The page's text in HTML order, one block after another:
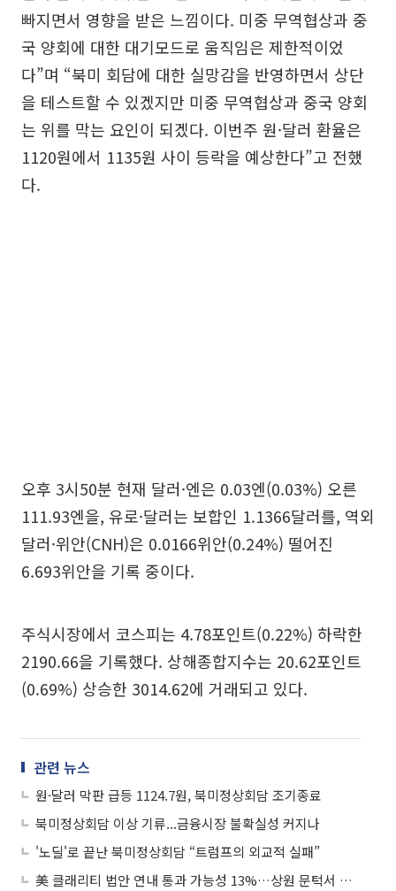
빠지면서 영향을 받은 느낌이다. 미중 무역협상과 중
국 양회에 대한 대기모드로 움직임은 제한적이었
다”며 “북미 회담에 대한 실망감을 반영하면서 상단
을 테스트할 수 있겠지만 미중 무역협상과 중국 양회
는 위를 막는 요인이 되겠다. 이번주 원·달러 환율은
1120원에서 1135원 사이 등락을 예상한다”고 전했
다.
오후 3시50분 현재 달러·엔은 0.03엔(0.03%) 오른
111.93엔을, 유로·달러는 보합인 1.1366달러를, 역외
달러·위안(CNH)은 0.0166위안(0.24%) 떨어진
6.693위안을 기록 중이다.
주식시장에서 코스피는 4.78포인트(0.22%) 하락한
2190.66을 기록했다. 상해종합지수는 20.62포인트
(0.69%) 상승한 3014.62에 거래되고 있다.
관련 뉴스
원·달러 막판 급등 1124.7원, 북미정상회담 조기종료
북미정상회담 이상 기류...금융시장 불확실성 커지나
'노딜'로 끝난 북미정상회담 “트럼프의 외교적 실패”
美 클래리티 법안 연내 통과 가능성 13%…상원 문턱서 제동